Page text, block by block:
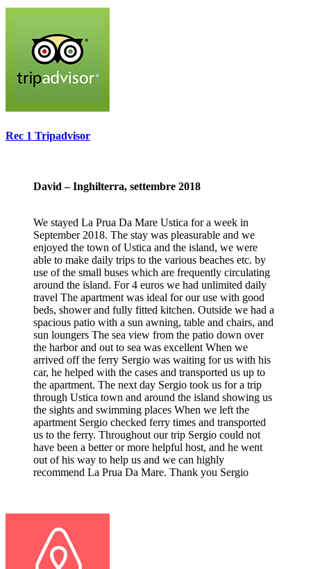
Rec 1 Tripadvisor
David – Inghilterra, settembre 2018
We stayed La Prua Da Mare Ustica for a week in
September 2018. The stay was pleasurable and we
enjoyed the town of Ustica and the island, we were
able to make daily trips to the various beaches etc. by
use of the small buses which are frequently circulating
around the island. For 4 euros we had unlimited daily
travel The apartment was ideal for our use with good
beds, shower and fully fitted kitchen. Outside we had a
spacious patio with a sun awning, table and chairs, and
sun loungers The sea view from the patio down over
the harbor and out to sea was excellent When we
arrived off the ferry Sergio was waiting for us with his
car, he helped with the cases and transported us up to
the apartment. The next day Sergio took us for a trip
through Ustica town and around the island showing us
the sights and swimming places When we left the
apartment Sergio checked ferry times and transported
us to the ferry. Throughout our trip Sergio could not
have been a better or more helpful host, and he went
out of his way to help us and we can highly
recommend La Prua Da Mare. Thank you Sergio